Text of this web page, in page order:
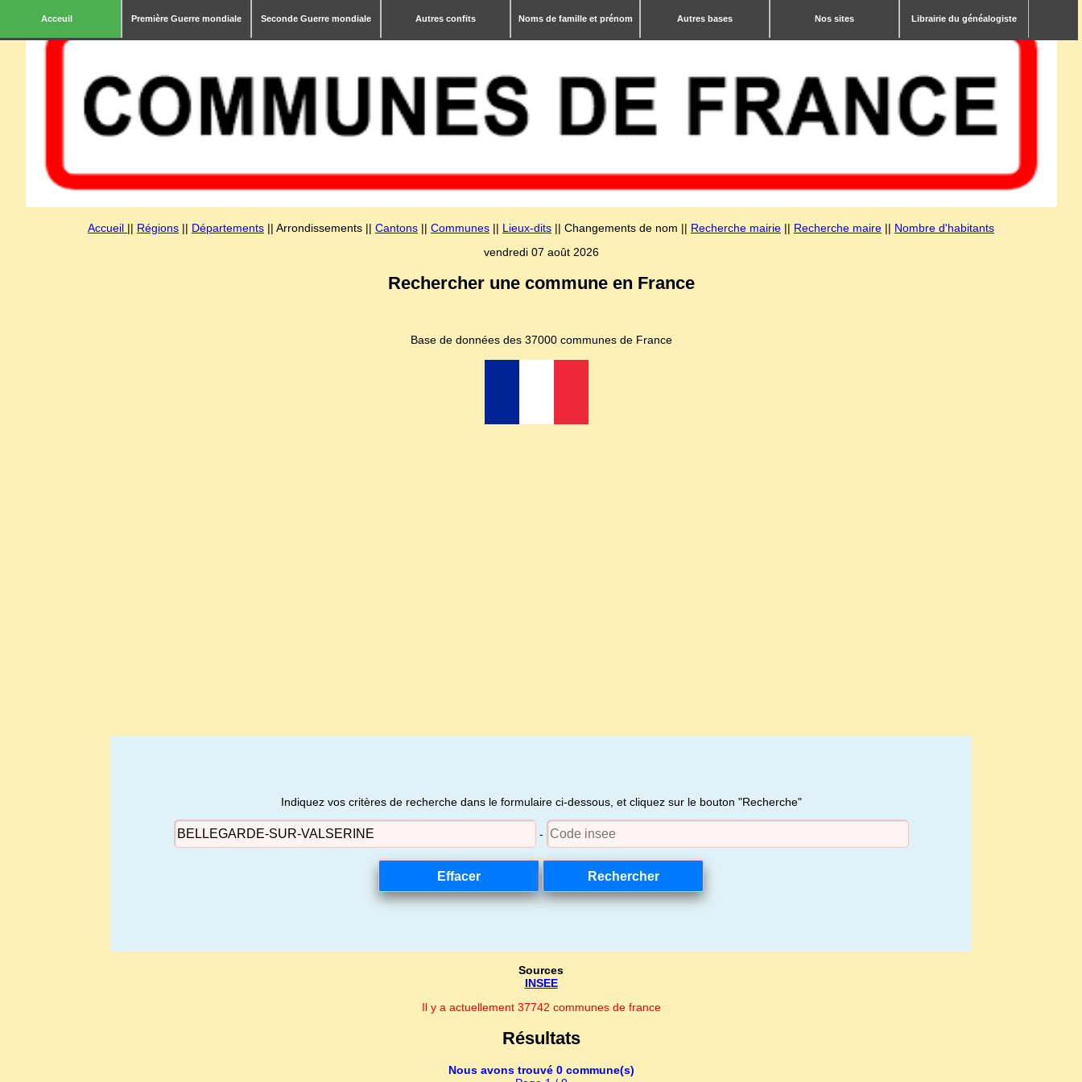
Acceuil Première Guerre mondiale Seconde Guerre mondiale Autres confits Noms de famille et prénom Autres bases Nos sites Librairie du généalogiste
Accueil || Régions || Départements || Arrondissements || Cantons || Communes || Lieux-dits || Changements de nom || Recherche mairie || Recherche maire || Nombre d'habitants
vendredi 07 août 2026
Rechercher une commune en France
Base de données des 37000 communes de France
Indiquez vos critères de recherche dans le formulaire ci-dessous, et cliquez sur le bouton "Recherche"
-
Sources
INSEE
Il y a actuellement 37742 communes de france
Résultats
Nous avons trouvé 0 commune(s)